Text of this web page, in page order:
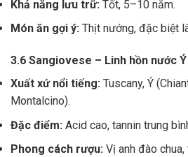
Khả năng lưu trữ: Tốt, 5–10 năm.
Món ăn gợi ý: Thịt nướng, đặc biệt
3.6 Sangiovese – Linh hồn nước Ý
Xuất xứ nổi tiếng: Tuscany, Ý
Montalcino).
Đặc điểm: Acid cao, tannin trung
Phong cách rượu: Vị anh đào